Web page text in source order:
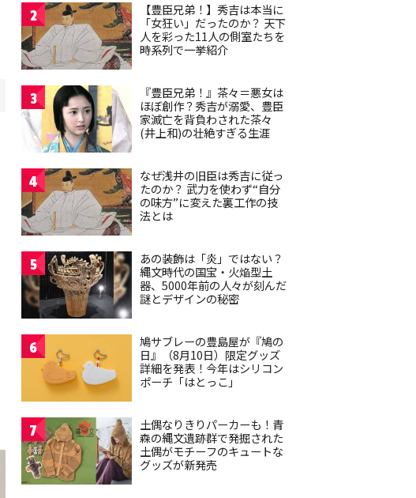
2
【豊臣兄弟！】秀吉は本当に
「女狂い」だったのか？ 天下
人を彩った11人の側室たちを
時系列で一挙紹介
3
『豊臣兄弟！』茶々＝悪女は
ほぼ創作？秀吉が溺愛、豊臣
家滅亡を背負わされた茶々
(井上和)の壮絶すぎる生涯
4
なぜ浅井の旧臣は秀吉に従っ
たのか？ 武力を使わず“自分
の味方”に変えた裏工作の技
法とは
5
あの装飾は「炎」ではない？
縄文時代の国宝・火焔型土
器、5000年前の人々が刻んだ
謎とデザインの秘密
6
鳩サブレーの豊島屋が『鳩の
日』（8月10日）限定グッズ
詳細を発表！今年はシリコン
ポーチ「はとっこ」
7
土偶なりきりパーカーも！青
森の縄文遺跡群で発掘された
土偶がモチーフのキュートな
グッズが新発売